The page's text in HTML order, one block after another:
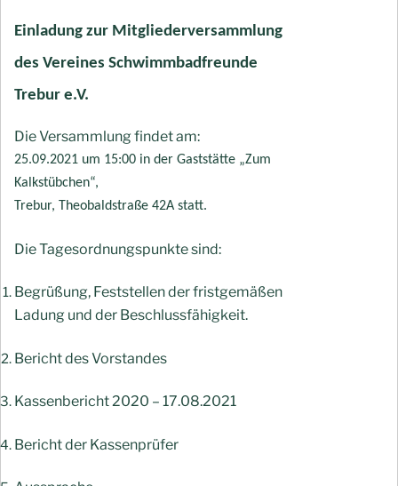
Einladung zur Mitgliederversammlung
des Vereines Schwimmbadfreunde
Trebur e.V.
Die Versammlung findet am:
25.09.2021 um 15:00 in der Gaststätte „Zum
Kalkstübchen“,
Trebur, Theobaldstraße 42A statt.
Die Tagesordnungspunkte sind:
Begrüßung, Feststellen der fristgemäßen
Ladung und der Beschlussfähigkeit.
Bericht des Vorstandes
Kassenbericht 2020 – 17.08.2021
Bericht der Kassenprüfer